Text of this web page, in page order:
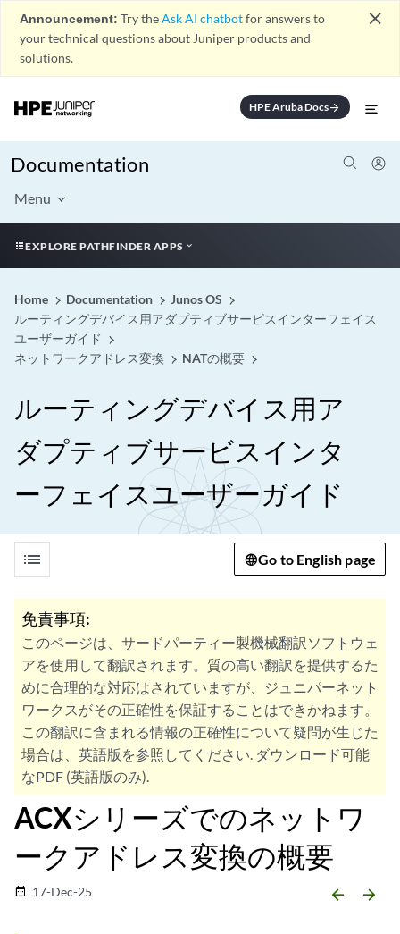
Announcement: Try theAsk AI chatbotfor answers to
your technical questions about Juniper products and
solutions.
close
HPE Aruba Docsarrow_forward
Documentation
Menu
EXPLORE PATHFINDER APPS
Home Documentation
Junos OS
ルーティングデバイス用アダプティブサービスインターフェイス
ユーザーガイド
ネットワークアドレス変換
NATの概要
ルーティングデバイス用ア
ダプティブサービスインタ
ーフェイスユーザーガイド
list Go to English page
免責事項:
このページは、サードパーティー製機械翻訳ソフトウェ
アを使用して翻訳されます。質の高い翻訳を提供するた
めに合理的な対応はされていますが、ジュニパーネット
ワークスがその正確性を保証することはできかねます。
この翻訳に含まれる情報の正確性について疑問が生じた
場合は、英語版を参照してください. ダウンロード可能
なPDF (英語版のみ).
ACXシリーズでのネットワ
ークアドレス変換の概要
date_range 17-Dec-25 arrow_backward arrow_forward